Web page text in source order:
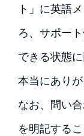
ト」に英語
ろ、サポー
できる状態
本当にあり
なお、問い合
を明記する